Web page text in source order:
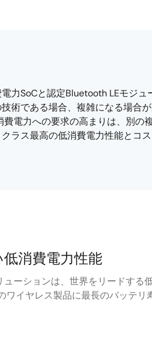
力SoCと認定Bluetooth LEモジ
術である場合、複雑になる場合
電力への要求の高まりは、別
ラス最高の低消費電力性能とコ
消費電力性能
ーションは、世界をリードする
ワイヤレス製品に最長のバッテリ